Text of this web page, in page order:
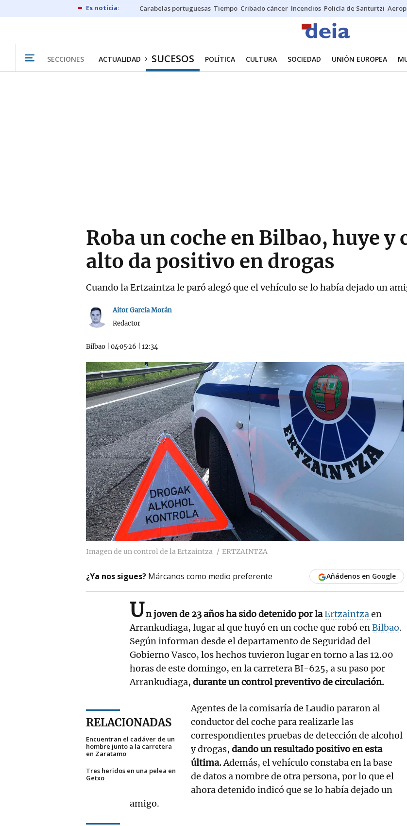
Carabelas portuguesas Tiempo Cribado cáncer Incendios Policía de Santurtzi
SECCIONES ACTUALIDAD SUCESOS POLÍTICA CULTURA SOCIEDAD UNIÓN EUROPEA
Roba un coche en Bilbao, huye y
alto da positivo en drogas
Cuando la Ertzaintza le paró alegó que el vehículo se lo había dejado un
Aitor García Morán
Redactor
Bilbao 04·05·26 12:34
Imagen de un control de la Ertzaintza ERTZAINTZA
¿Ya nos sigues? Márcanos como medio preferente Añádenos en Google
Un joven de 23 años ha sido detenido por laErtzaintzaen
Arrankudiaga, lugar al que huyó en un coche que robó enBilbao.
Según informan desde el departamento de Seguridad del
Gobierno Vasco, los hechos tuvieron lugar en torno a las 12.00
horas de este domingo, en la carretera BI-625, a su paso por
Arrankudiaga, durante un control preventivo de circulación.
RELACIONADAS
Encuentran el cadáver de un
hombre junto a la carretera
en Zaratamo
Tres heridos en una pelea en
Getxo
Agentes de la comisaría de Laudio pararon al
conductor del coche para realizarle las
correspondientes pruebas de detección de alcohol
y drogas, dando un resultado positivo en esta
última.Además, el vehículo constaba en la base
de datos a nombre de otra persona, por lo que el
ahora detenido indicó que se lo había dejado un
amigo.